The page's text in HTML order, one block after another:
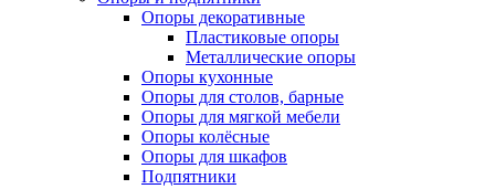
Опоры декоративные
Пластиковые опоры
Металлические опоры
Опоры кухонные
Опоры для столов, барные
Опоры для мягкой мебели
Опоры колёсные
Опоры для шкафов
Подпятники